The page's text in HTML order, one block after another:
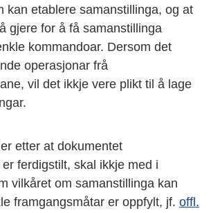
kan etablere samanstillinga, og at
gjere for å få samanstillinga
kommandoar. Dersom det
operasjonar frå
vil det ikkje vere plikt til å lage
etter at dokumentet
ferdigstilt, skal ikkje med i
vilkåret om samanstillinga kan
framgangsmåtar er oppfylt, jf. offl.